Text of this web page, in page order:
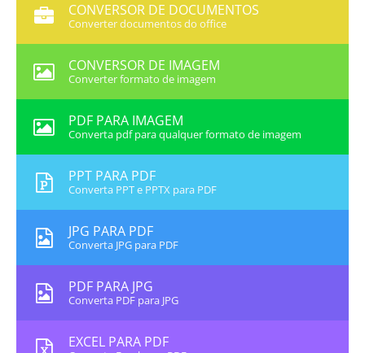
CONVERSOR DE DOCUMENTOS
Converter documentos do office
CONVERSOR DE IMAGEM
Converter formato de imagem
PDF PARA IMAGEM
Converta pdf para qualquer formato de imagem
PPT PARA PDF
Converta PPT e PPTX para PDF
JPG PARA PDF
Converta JPG para PDF
PDF PARA JPG
Converta PDF para JPG
EXCEL PARA PDF